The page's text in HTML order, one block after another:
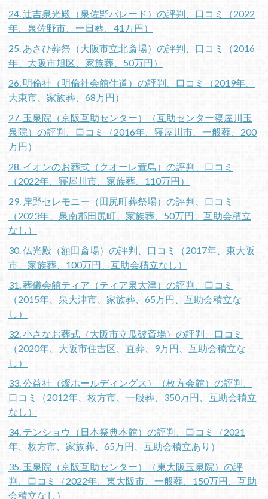
24. 辻吉泉光殿（泉佐野パレード）の評判、口コミ（2022
年、泉佐野市、一日葬、41万円）
25. あさひ葬祭（大阪市立北斎場）の評判、口コミ（2016
年、大阪市旭区、家族葬、50万円）
26. 明倫社（明倫社会館住道）の評判、口コミ（2019年、
大東市、家族葬、68万円）
27. 玉泉院（京阪互助センター）（互助センター寝屋川玉
泉院）の評判、口コミ（2016年、寝屋川市、一般葬、200
万円）
28. イオンのお葬式（クオーレ萱島）の評判、口コミ
（2022年、寝屋川市、家族葬、110万円）
29. 岸野セレモニー（田尻町葬祭場）の評判、口コミ
（2023年、泉南郡田尻町、家族葬、50万円、互助会積立
なし）
30. 仏光殿（額田斎場）の評判、口コミ（2017年、東大阪
市、家族葬、100万円、互助会積立なし）
31. 葬儀会館ティア（ティア泉大津）の評判、口コミ
（2015年、泉大津市、家族葬、65万円、互助会積立な
し）
32. 小さなお葬式（大阪市立瓜破斎場）の評判、口コミ
（2020年、大阪市住吉区、直葬、9万円、互助会積立な
し）
33. 公益社（燦ホールディングス）（枚方会館）の評判、
口コミ（2012年、枚方市、一般葬、350万円、互助会積立
なし）
34. テンショウ（日本祭典本館）の評判、口コミ（2021
年、枚方市、家族葬、65万円、互助会積立あり）
35. 玉泉院（京阪互助センター）（東大阪玉泉院）の評
判、口コミ（2022年、東大阪市、一般葬、150万円、互助
会積立なし）